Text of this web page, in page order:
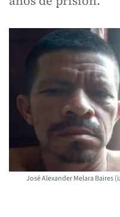
José Alexander Melara Baires